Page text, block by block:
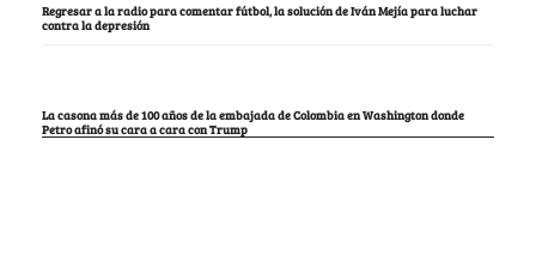
Regresar a la radio para comentar fútbol, la solución de Iván Mejía para luchar
contra la depresión
La casona más de 100 años de la embajada de Colombia en Washington donde
Petro afinó su cara a cara con Trump